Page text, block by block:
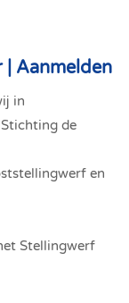
Aanmelden
in
de
en
Stellingwerf